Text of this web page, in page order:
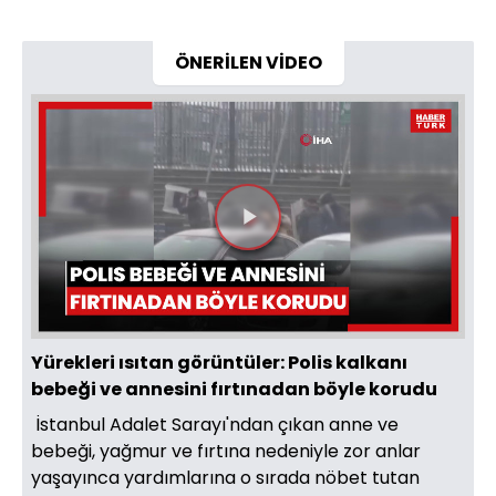
ÖNERİLEN VİDEO
Videoyu
Oynat
Yürekleri ısıtan görüntüler: Polis kalkanı
bebeği ve annesini fırtınadan böyle korudu
İstanbul Adalet Sarayı'ndan çıkan anne ve
bebeği, yağmur ve fırtına nedeniyle zor anlar
yaşayınca yardımlarına o sırada nöbet tutan